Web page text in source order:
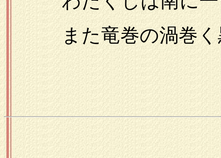
また竜巻の渦巻く